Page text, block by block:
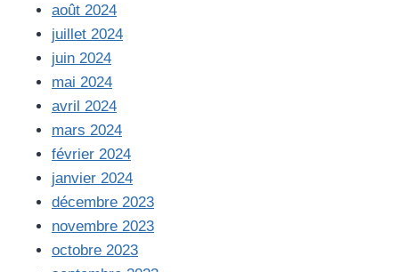
août 2024
juillet 2024
juin 2024
mai 2024
avril 2024
mars 2024
février 2024
janvier 2024
décembre 2023
novembre 2023
octobre 2023